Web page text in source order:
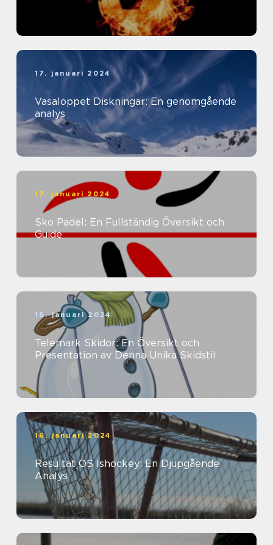
17. januari 2024
Vasaloppet Diskningar: En genomgående
analys
17. januari 2024
Sko Padel: En Fullständig Översikt och
Guide
16. januari 2024
Telemark Skidor: En Översikt och
Presentation av Denna Unika Skidstil
16. januari 2024
Resultat OS Ishockey: En Djupgående
Analys